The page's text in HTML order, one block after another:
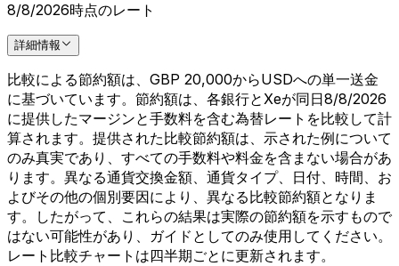
8/8/2026時点のレート
詳細情報
比較による節約額は、GBP 20,000からUSDへの単一送金
に基づいています。節約額は、各銀行とXeが同日8/8/2026
に提供したマージンと手数料を含む為替レートを比較して計
算されます。提供された比較節約額は、示された例について
のみ真実であり、すべての手数料や料金を含まない場合があ
ります。異なる通貨交換金額、通貨タイプ、日付、時間、お
よびその他の個別要因により、異なる比較節約額となりま
す。したがって、これらの結果は実際の節約額を示すもので
はない可能性があり、ガイドとしてのみ使用してください。
レート比較チャートは四半期ごとに更新されます。